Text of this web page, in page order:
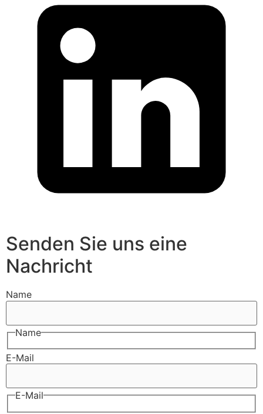
Senden Sie uns eine
Nachricht
Name
Name
E-Mail
E-Mail